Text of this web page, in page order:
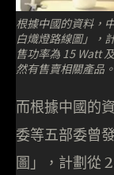
根據中國的資料，
白熾燈路線圖」，
售功率為 15 Watt
然有售賣相關產品。
而根據中國的
委等五部委曾
圖」，計劃從